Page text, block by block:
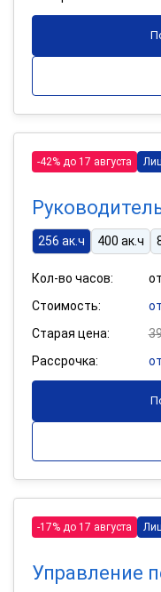
-42% до 17 августа
256 ак.ч 400 ак.ч
Кол-во часов:
Стоимость:
Старая цена:
Рассрочка:
-17% до 17 августа
Управление